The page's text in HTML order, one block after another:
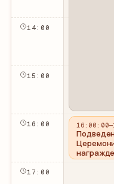
14:00
15 :00
16 :00
17 :00
16:00:00—